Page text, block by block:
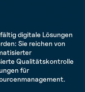
digitale Lösungen
Sie reichen von
Qualitätskontrolle
für